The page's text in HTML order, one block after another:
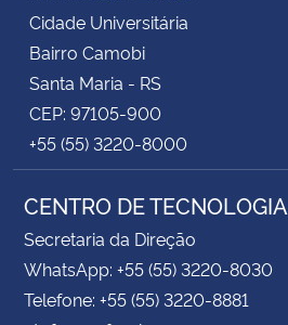
Cidade Universitária
Bairro Camobi
Santa Maria - RS
CEP: 97105-900
+55 (55) 3220-8000
CENTRO DE TECNOLOGIA
Secretaria da Direção
WhatsApp: +55 (55) 3220-8030
Telefone: +55 (55) 3220-8881